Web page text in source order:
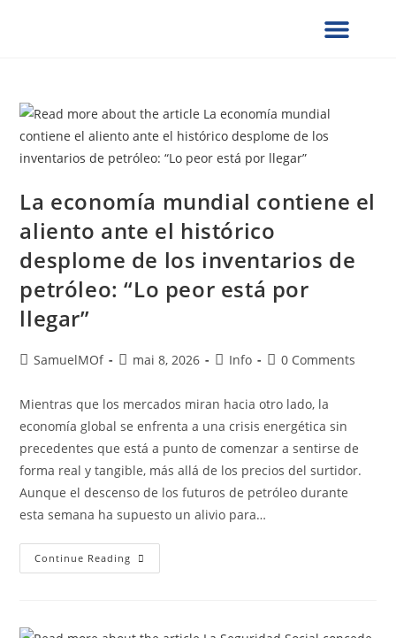
La economía mundial contiene el
aliento ante el histórico
desplome de los inventarios de
petróleo: “Lo peor está por
llegar”
SamuelMOf mai 8, 2026 Info 0 Comments
Mientras que los mercados miran hacia otro lado, la
economía global se enfrenta a una crisis energética sin
precedentes que está a punto de comenzar a sentirse de
forma real y tangible, más allá de los precios del surtidor.
Aunque el descenso de los futuros de petróleo durante
esta semana ha supuesto un alivio para…
Continue Reading